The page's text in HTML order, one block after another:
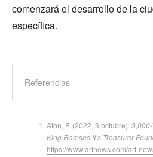
comenzará el desarrollo de la
específica.
Referencias
Aton, F. (2022, 3 octubre).
King Ramses II’s Treasurer
https://www.artnews.com/art-